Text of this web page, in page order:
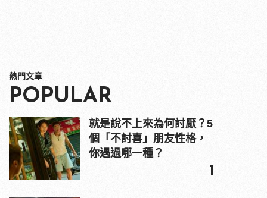
熱門文章
POPULAR
就是說不上來為何討厭？5
個「不討喜」朋友性格，
你遇過哪一種？
1